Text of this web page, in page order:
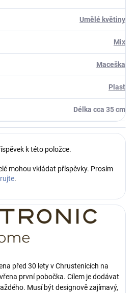
Umělé květiny
Mix
Maceška
Plast
Délka cca 35 cm
k této položce.
mohou vkládat příspěvky. Prosím
.
před 30 lety v Chrustenicích na
první pobočka. Cílem je dodávat
Musí být designově zajímavý,